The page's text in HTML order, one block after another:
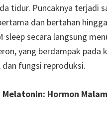
tidur. Puncaknya terjadi
dan bertahan
sleep secara langsung
yang berdampak pada
fungsi reproduksi.
Hormon